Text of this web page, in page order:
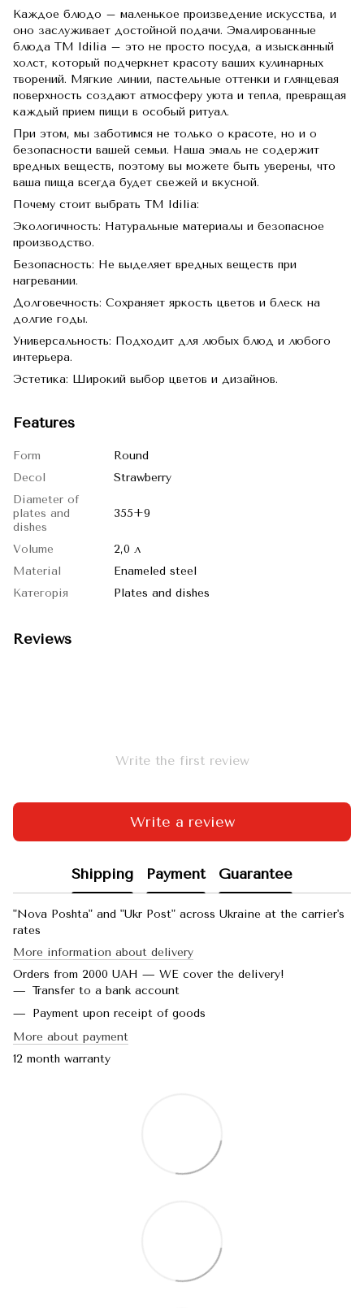
Каждое блюдо – маленькое произведение искусства, и
оно заслуживает достойной подачи. Эмалированные
блюда TM Idilia – это не просто посуда, а изысканный
холст, который подчеркнет красоту ваших кулинарных
творений. Мягкие линии, пастельные оттенки и глянцевая
поверхность создают атмосферу уюта и тепла, превращая
каждый прием пищи в особый ритуал.
При этом, мы заботимся не только о красоте, но и о
безопасности вашей семьи. Наша эмаль не содержит
вредных веществ, поэтому вы можете быть уверены, что
ваша пища всегда будет свежей и вкусной.
Почему стоит выбрать TM Idilia:
Экологичность: Натуральные материалы и безопасное
производство.
Безопасность: Не выделяет вредных веществ при
нагревании.
Долговечность: Сохраняет яркость цветов и блеск на
долгие годы.
Универсальность: Подходит для любых блюд и любого
интерьера.
Эстетика: Широкий выбор цветов и дизайнов.
Features
Form
Round
Decol
Strawberry
Diameter of
plates and
dishes
355+9
Volume
2,0 л
Material
Enameled steel
Категорія
Plates and dishes
Reviews
Write the first review
Write a review
Shipping Payment Guarantee
"Nova Poshta" and "Ukr Post" across Ukraine at the carrier's
rates
More information about delivery
Orders from 2000 UAH — WE cover the delivery!
Transfer to a bank account
Payment upon receipt of goods
More about payment
12 month warranty